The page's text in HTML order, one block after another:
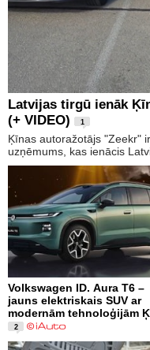
Latvijas tirgū ienāk
(+ VIDEO)
1
Ķīnas autoražotājs "Zeekr"
uzņēmums, kas ienācis
Volkswagen ID. Aura T6 –
jauns elektriskais SUV ar
modernām tehnoloģijām
2